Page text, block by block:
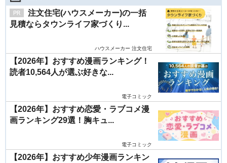
注文住宅(ハウスメーカー)の一括
見積ならタウンライフ家づくり...
ハウスメーカー 注文住宅
【2026年】おすすめ漫画ランキング！
読者10,564人が選ぶ好きな...
電子コミック
【2026年】おすすめ恋愛・ラブコメ漫
画ランキング29選！胸キュ...
電子コミック
【2026年】おすすめ少年漫画ランキン